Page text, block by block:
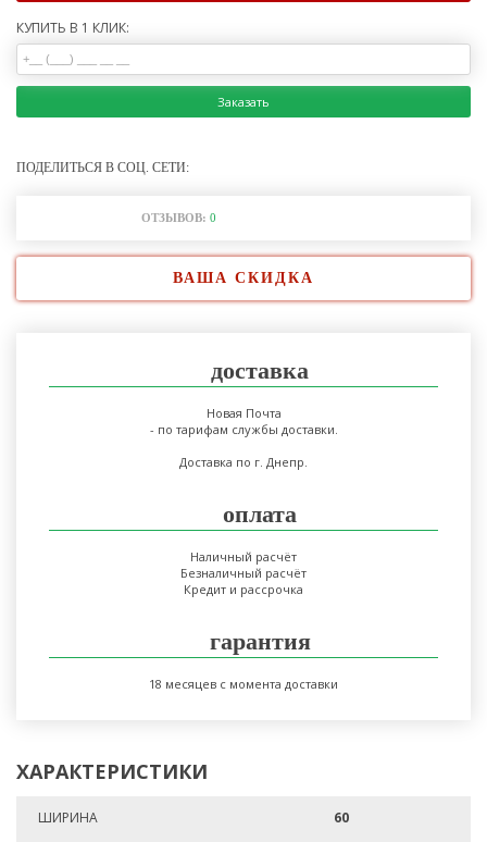
КУПИТЬ В 1 КЛИК:
Заказать
ПОДЕЛИТЬСЯ В СОЦ. СЕТИ:
ОТЗЫВОВ: 0
ВАША СКИДКА
доставка
Новая Почта
- по тарифам службы доставки.
Доставка по г. Днепр.
оплата
Наличный расчёт
Безналичный расчёт
Кредит и рассрочка
гарантия
18 месяцев с момента доставки
ХАРАКТЕРИСТИКИ
ШИРИНА 60